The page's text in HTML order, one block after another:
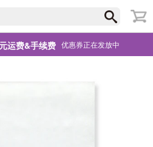
运费&手续费 优惠券正在发放中